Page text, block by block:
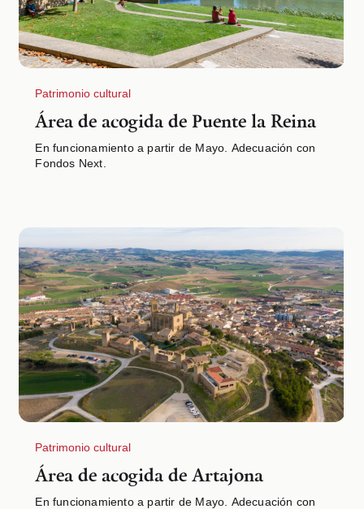
Patrimonio cultural
Área de acogida de Puente la Reina
En funcionamiento a partir de Mayo. Adecuación con
Fondos Next.
Patrimonio cultural
Área de acogida de Artajona
En funcionamiento a partir de Mayo. Adecuación con